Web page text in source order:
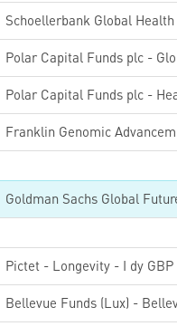
Schoellerbank Global
Franklin Genomic
Pictet - Longevity - I dy GBP